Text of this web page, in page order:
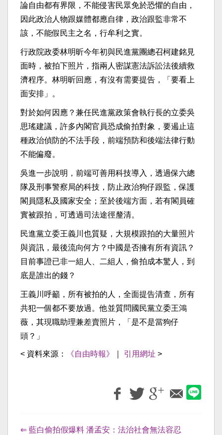
論自由都有界限，不能侵害民眾免於恐懼的自由，
因此政治人物跟媒體都應自律，政治跟監非常不
該，不能假民主之名，行牟利之實。
行政院政委林明昕今年初與民進黨團總召柯建銘見
面時，被拍下照片，指兩人密謀憲法訴訟法後續救
濟程序。林明昕回應，有沒有需要提告，「要看上
面安排」。
對於如何因應？兼任民進黨政策會執行長的立委吳
思瑤建議，許多內閣官員恐成偷拍對象，要遏止這
種政治偵防的不法手段，前端預防和後端法律行動
不能偏廢。
吳進一步說明，前端可善用科技導入，透過保六總
隊及刑事警察局的科技，防止政治狗仔跟監，保護
閣員隱私及國家安全；至於後端方面，若有閣員確
實被跟拍，可透過司法途徑釐清。
民進黨立委王義川也質疑，大規模跟拍的大量照片
與資訊，最後流向何方？中國是否擁有所有資訊？
目前事證已非一組人、二組人，偷拍成本驚人，到
底是誰出的錢？
王義川呼籲，所有被拍的人，全面提告清查，所有
共犯一個都不要放過。他並質問國民黨立委王鴻
薇，其現職助理兼差賣照片，「是不是當狗仔
頭？」
< 資料來源： 《自由時報》 引用網址 >
⇐ 藍白偷拍假爆料 潘孟安：法治社會無法容忍